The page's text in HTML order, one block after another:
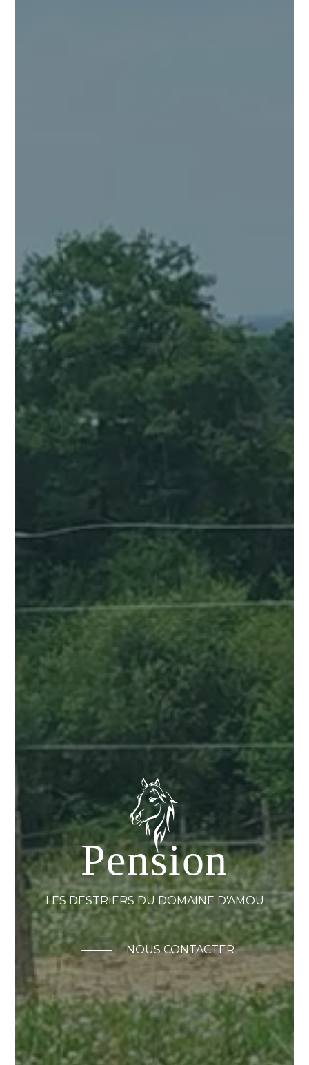
Pension
LES DESTRIERS DU DOMAINE D'AMOU
NOUS CONTACTER